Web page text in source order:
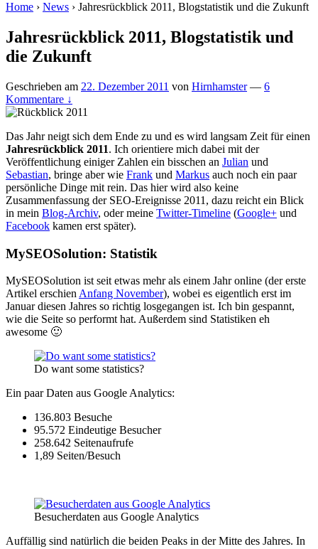
Home › News › Jahresrückblick 2011, Blogstatistik und die Zukunft
Jahresrückblick 2011, Blogstatistik und
die Zukunft
Geschrieben am 22. Dezember 2011 von Hirnhamster — 6
Kommentare ↓
Das Jahr neigt sich dem Ende zu und es wird langsam Zeit für einen
Jahresrückblick 2011. Ich orientiere mich dabei mit der
Veröffentlichung einiger Zahlen ein bisschen an Julian und
Sebastian, bringe aber wie Frank und Markus auch noch ein paar
persönliche Dinge mit rein. Das hier wird also keine
Zusammenfassung der SEO-Ereignisse 2011, dazu reicht ein Blick
in mein Blog-Archiv, oder meine Twitter-Timeline (Google+ und
Facebook kamen erst später).
MySEOSolution: Statistik
MySEOSolution ist seit etwas mehr als einem Jahr online (der erste
Artikel erschien Anfang November), wobei es eigentlich erst im
Januar diesen Jahres so richtig losgegangen ist. Ich bin gespannt,
wie die Seite so performt hat. Außerdem sind Statistiken eh
awesome 🙂
Do want some statistics?
Ein paar Daten aus Google Analytics:
136.803 Besuche
95.572 Eindeutige Besucher
258.642 Seitenaufrufe
1,89 Seiten/Besuch
Besucherdaten aus Google Analytics
Auffällig sind natürlich die beiden Peaks in der Mitte des Jahres. In